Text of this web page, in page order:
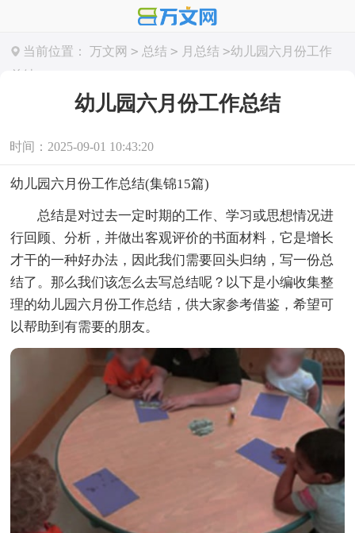
当前位置： 万文网 > 总结 > 月总结 >幼儿园六月份工作
总结
幼儿园六月份工作总结
时间：2025-09-01 10:43:20
幼儿园六月份工作总结(集锦15篇)
总结是对过去一定时期的工作、学习或思想情况进
行回顾、分析，并做出客观评价的书面材料，它是增长
才干的一种好办法，因此我们需要回头归纳，写一份总
结了。那么我们该怎么去写总结呢？以下是小编收集整
理的幼儿园六月份工作总结，供大家参考借鉴，希望可
以帮助到有需要的朋友。